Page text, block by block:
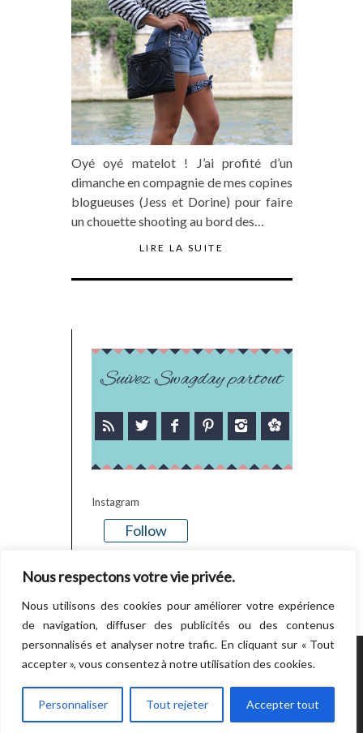
Nous respectons votre vie privée.
Nous utilisons des cookies pour améliorer votre expérience
de navigation, diffuser des publicités ou des contenus
personnalisés et analyser notre trafic. En cliquant sur « Tout
accepter », vous consentez à notre utilisation des cookies.
Personnaliser Tout rejeter Accepter tout
Oyé oyé matelot ! J’ai profité d’un
dimanche en compagnie de mes copines
blogueuses (Jess et Dorine) pour faire
un chouette shooting au bord des…
LIRE LA SUITE
Suivez Swagday partout
Instagram
Follow
POWERED BY WORDPRESS.CREATED BY
THEMESINDEP
RETOUR EN HAUT